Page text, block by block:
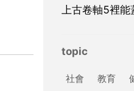
上古卷軸5裡
topic
社會 教育